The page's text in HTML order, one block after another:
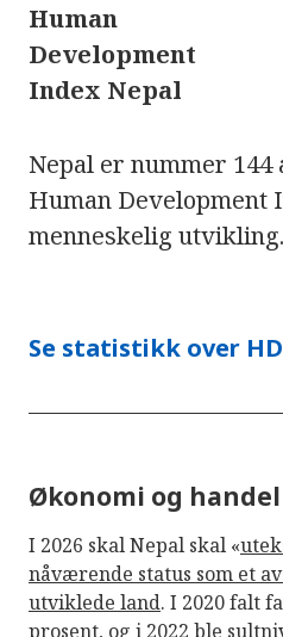
Human
Development
Index Nepal
Nepal er nummer 144
Human Development
menneskelig utvikling.
Se statistikk over
Økonomi og handel
I 2026 skal Nepal skal «
nåværende status som et
utviklede land. I 2020 falt
prosent, og i 2022 ble